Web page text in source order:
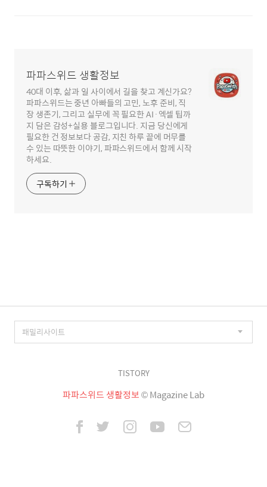
파파스위드 생활정보
40대 이후, 삶과 일 사이에서 길을 찾고 계신가요?
파파스위드는 중년 아빠들의 고민, 노후 준비, 직
장 생존기, 그리고 실무에 꼭 필요한 AI·엑셀 팁까
지 담은 감성+실용 블로그입니다. 지금 당신에게
필요한 건 정보보다 공감, 지친 하루 끝에 머무를
수 있는 따뜻한 이야기, 파파스위드에서 함께 시작
하세요.
구독하기
TISTORY
파파스위드 생활정보© Magazine Lab